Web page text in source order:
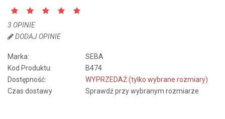
3 OPINIE
DODAJ OPINIE
Marka:
SEBA
Kod Produktu:
B474
Dostępność:
WYPRZEDAŻ (tylko wybrane rozmiary)
Czas dostawy
Sprawdź przy wybranym rozmiarze